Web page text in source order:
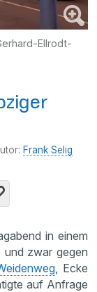
Ellrodt-
Frank Selig
in einem
und zwar gegen
, Ecke
auf Anfrage